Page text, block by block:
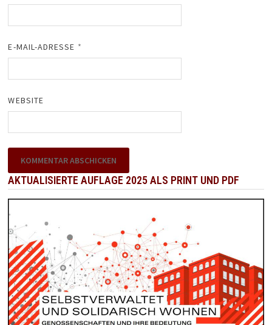
E-MAIL-ADRESSE *
WEBSITE
AKTUALISIERTE AUFLAGE 2025 ALS PRINT UND PDF